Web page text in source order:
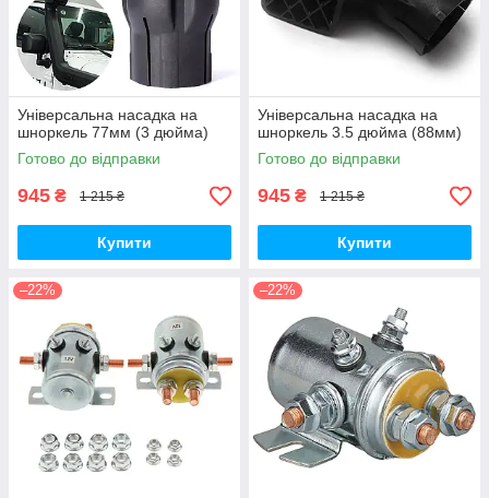
Універсальна насадка на
шноркель 77мм (3 дюйма)
Готово до відправки
945 ₴ 1 215 ₴
Купити
Універсальна насадка на
шноркель 3.5 дюйма (88мм)
Готово до відправки
945 ₴ 1 215 ₴
Купити
–22% –22%